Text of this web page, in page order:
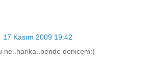
17 Kasım 2009 19:42
ne..harika..bende denicem:)